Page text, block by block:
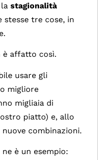
lastagionalità
stesse tre cose, in
è affatto così.
usare gli
migliore
migliaia di
piatto) e, allo
combinazioni.
è un esempio: